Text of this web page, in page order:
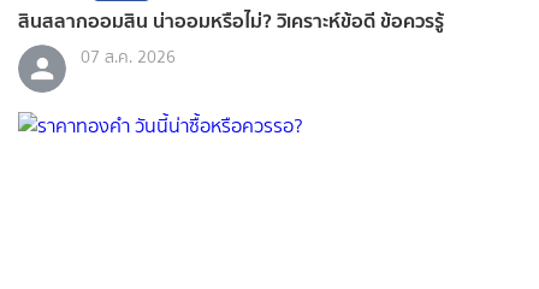
สินสลากออมสิน น่าออมหรือไม่? วิเคราะห์ข้อดี ข้อควรรู้
07 ส.ค. 2026